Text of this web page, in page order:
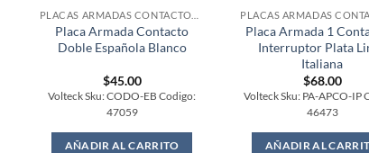
Placa Armada Contacto
Doble Española Blanco
$45.00
Volteck Sku: CODO-EB Codigo:
47059
AÑADIR AL CARRITO
Placa Armada 1
Interruptor Plata
Italiana
$68.00
Volteck Sku: PA-APCO-IP
46473
AÑADIR AL